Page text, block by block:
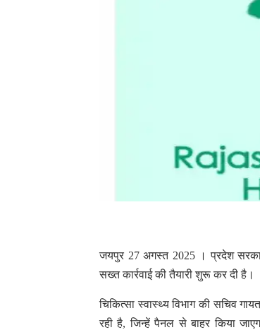
जयपुर 27 अगस्त 2025 । प्रदेश
सख्त कार्रवाई की तैयारी शुरू कर दी है।
चिकित्सा स्वास्थ्य विभाग की सचिव
रही है, जिन्हें पैनल से बाहर किया